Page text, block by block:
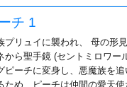
チ 1
プリュイに襲われ、 母の形
から聖手鏡 (セントミロワー
ピーチに変身し、悪魔族を
ため、ピーチは仲間の愛天